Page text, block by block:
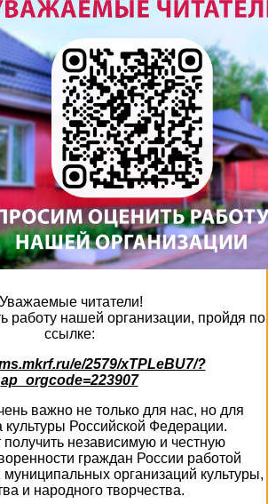
Уважаемые читатели!
работу нашей организации, пройдя по
ссылке:
e/2579/xTPLeBU7/?
ap_orgcode=223907
важно не только для нас, но для
культуры Российской Федерации.
независимую и честную
граждан России работой
муниципальных организаций культуры,
и народного творчества.